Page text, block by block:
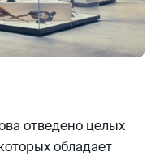
отведено целых
обладает